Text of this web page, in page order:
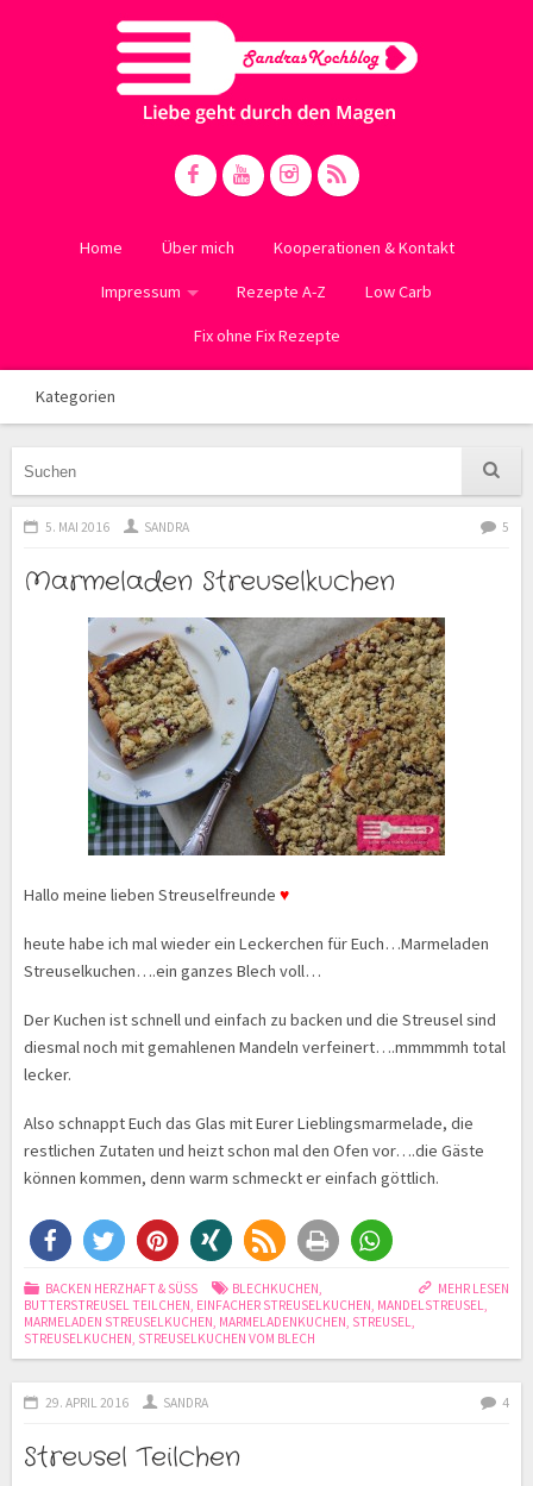
Home Über mich Kooperationen & Kontakt
Impressum Rezepte A-Z Low Carb
Fix ohne Fix Rezepte
Kategorien
5. MAI 2016 SANDRA 5
Marmeladen Streuselkuchen
Hallo meine lieben Streuselfreunde ♥
heute habe ich mal wieder ein Leckerchen für Euch…Marmeladen
Streuselkuchen….ein ganzes Blech voll…
Der Kuchen ist schnell und einfach zu backen und die Streusel sind
diesmal noch mit gemahlenen Mandeln verfeinert….mmmmmh total
lecker.
Also schnappt Euch das Glas mit Eurer Lieblingsmarmelade, die
restlichen Zutaten und heizt schon mal den Ofen vor….die Gäste
können kommen, denn warm schmeckt er einfach göttlich.
MEHR LESEN
BACKEN HERZHAFT & SÜSS BLECHKUCHEN,
BUTTERSTREUSEL TEILCHEN, EINFACHER STREUSELKUCHEN, MANDELSTREUSEL,
MARMELADEN STREUSELKUCHEN, MARMELADENKUCHEN, STREUSEL,
STREUSELKUCHEN, STREUSELKUCHEN VOM BLECH
29. APRIL 2016 SANDRA 4
Streusel Teilchen